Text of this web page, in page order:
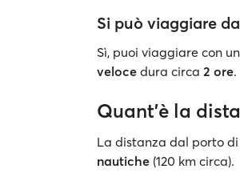
Si può viaggiare
Sì, puoi viaggiare con un
veloce dura circa 2 ore.
Quant'è la
La distanza dal porto
nautiche (120 km circa).